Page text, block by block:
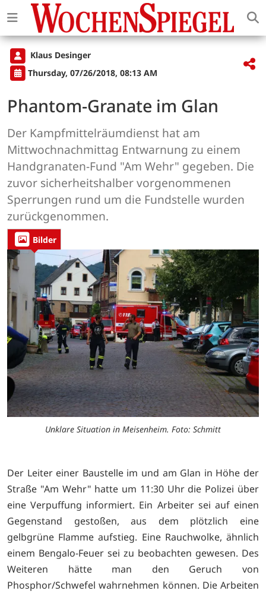
Klaus Desinger
Thursday, 07/26/2018, 08:13 AM
Phantom-Granate im Glan
Der Kampfmittelräumdienst hat am
Mittwochnachmittag Entwarnung zu einem
Handgranaten-Fund "Am Wehr" gegeben. Die
zuvor sicherheitshalber vorgenommenen
Sperrungen rund um die Fundstelle wurden
zurückgenommen.
Bilder
Unklare Situation in Meisenheim. Foto: Schmitt
Der Leiter einer Baustelle im und am Glan in Höhe der
Straße "Am Wehr" hatte um 11:30 Uhr die Polizei über
eine Verpuffung informiert. Ein Arbeiter sei auf einen
Gegenstand gestoßen, aus dem plötzlich eine
gelbgrüne Flamme aufstieg. Eine Rauchwolke, ähnlich
einem Bengalo-Feuer sei zu beobachten gewesen. Des
Weiteren hätte man den Geruch von
Phosphor/Schwefel wahrnehmen können. Die Arbeiten